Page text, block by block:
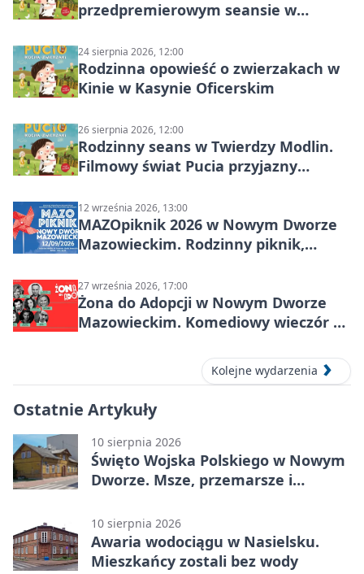
przedpremierowym seansie w
24 sierpnia 2026, 12:00
Rodzinna opowieść o zwierzakach w
Kinie w Kasynie Oficerskim
26 sierpnia 2026, 12:00
Rodzinny seans w Twierdzy Modlin.
Filmowy świat Pucia przyjazny
12 września 2026, 13:00
MAZOpiknik 2026 w Nowym Dworze
Mazowieckim. Rodzinny piknik,
27 września 2026, 17:00
Żona do Adopcji w Nowym Dworze
Mazowieckim. Komediowy wieczór w
Kolejne wydarzenia
Ostatnie Artykuły
10 sierpnia 2026
Święto Wojska Polskiego w Nowym
Dworze. Msze, przemarsze i
10 sierpnia 2026
Awaria wodociągu w Nasielsku.
Mieszkańcy zostali bez wody